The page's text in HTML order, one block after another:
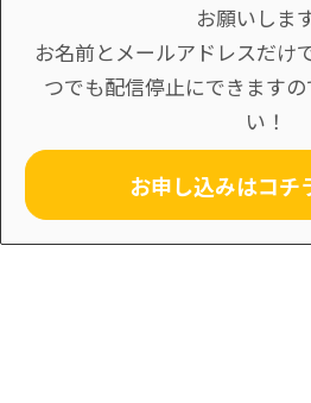
お願いしま
お名前とメールアドレスだけ
つでも配信停止にできます
い！
お申し込みはコチ